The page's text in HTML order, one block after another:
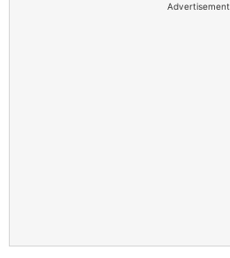
Advertisement